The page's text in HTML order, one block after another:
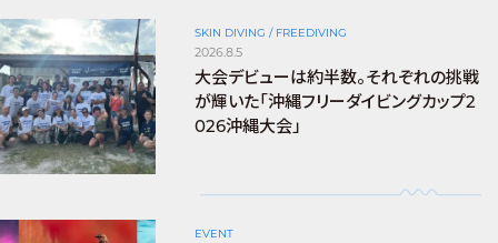
SKIN DIVING / FREEDIVING
2026.8.5
大会デビューは約半数。それぞれの挑戦
が輝いた「沖縄フリーダイビングカップ2
026沖縄大会」
EVENT